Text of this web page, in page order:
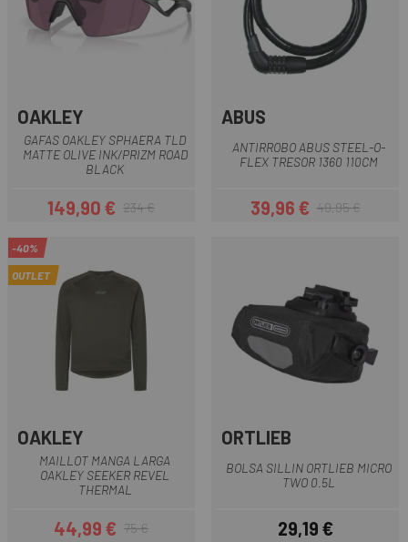
OAKLEY
GAFAS OAKLEY SPHAERA TLD
MATTE OLIVE INK/PRIZM ROAD
BLACK
Precio
149,90 €Precio regular
234 €
ABUS
ANTIRROBO ABUS STEEL-O-
FLEX TRESOR 1360 110CM
Precio
39,96 €Precio regular
49,95 €
-40%
OUTLET
OAKLEY
MAILLOT MANGA LARGA
OAKLEY SEEKER REVEL
THERMAL
Precio
44,99 €Precio regular
75 €
ORTLIEB
BOLSA SILLIN ORTLIEB MICRO
TWO 0.5L
Precio
29,19 €